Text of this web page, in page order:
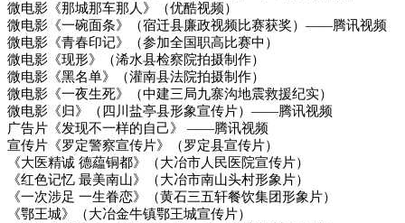
微电影《那城那车那人》（优酷视频）
微电影《一碗面条》（宿迁县廉政视频比赛获奖）——腾讯视频
微电影《青春印记》（参加全国职高比赛中）
微电影《现形》（浠水县检察院拍摄制作）
微电影《黑名单》（灌南县法院拍摄制作）
微电影《一夜生死》（中建三局九寨沟地震救援纪实）
微电影《归》（四川盐亭县形象宣传片）——腾讯视频
广告片《发现不一样的自己》 ——腾讯视频
宣传片《罗定警察宣传片》（罗定县宣传片）
《大医精诚 德藴铜都》（大冶市人民医院宣传片）
《红色记忆 最美南山》（大冶市南山头村形象片）
《一次涉足 一生眷恋》（黄石三五轩餐饮集团形象片）
《鄂王城》（大冶金牛镇鄂王城宣传片）